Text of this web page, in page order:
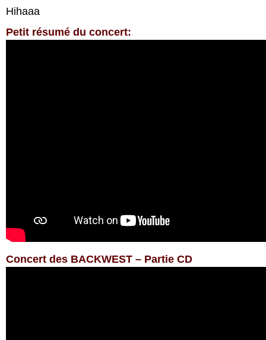
Hihaaa
Petit résumé du concert:
Concert des BACKWEST – Partie CD